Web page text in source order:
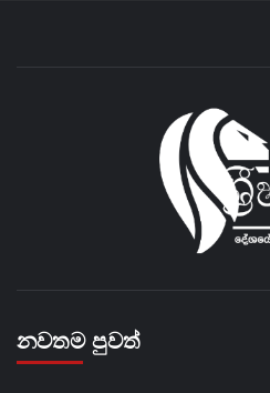
නවතම පුවත්